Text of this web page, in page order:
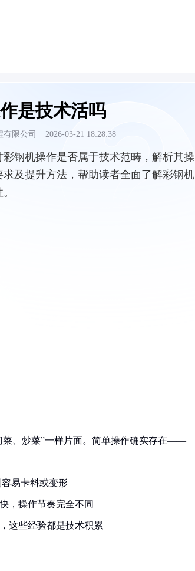
是技术活吗
限公司 · 2026-03-21 18:28:38
彩钢机操作是否属于技术范畴，解析其操
及提升方法，帮助读者全面了解彩钢机
菜、炒菜”一样片面。简单操作确实存在——
易卡料或变形
，操作节奏完全不同
这些经验都是技术积累